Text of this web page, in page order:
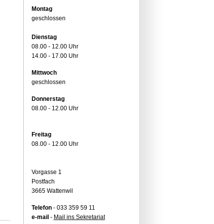
Montag
geschlossen
Dienstag
08.00 - 12.00 Uhr
14.00 - 17.00 Uhr
Mittwoch
geschlossen
Donnerstag
08.00 - 12.00 Uhr
Freitag
08.00 - 12.00 Uhr
Vorgasse 1
Postfach
3665 Wattenwil
Telefon- 033 359 59 11
e-mail - Mail ins Sekretariat